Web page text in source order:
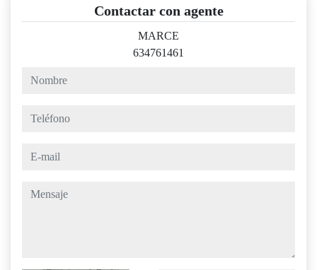
Contactar con agente
MARCE
634761461
nombre
teléfono
e-mail
mensaje